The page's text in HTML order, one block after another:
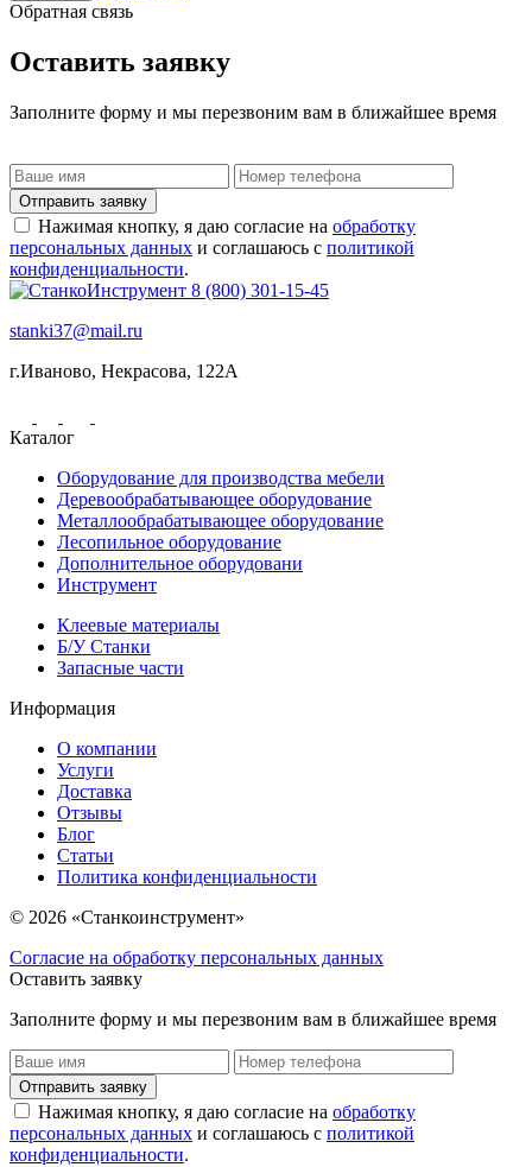
Обратная связь
Оставить заявку
Заполните форму и мы перезвоним вам в ближайшее время
Отправить заявку
Нажимая кнопку, я даю согласие на обработку
персональных данных и соглашаюсь с политикой
конфиденциальности.
8 (800) 301-15-45
stanki37@mail.ru
г.Иваново, Некрасова, 122А
Каталог
Оборудование для производства мебели
Деревообрабатывающее оборудование
Металлообрабатывающее оборудование
Лесопильное оборудование
Дополнительное оборудовани
Инструмент
Клеевые материалы
Б/У Станки
Запасные части
Информация
О компании
Услуги
Доставка
Отзывы
Блог
Статьи
Политика конфиденциальности
© 2026 «Станкоинструмент»
Согласие на обработку персональных данных
Оставить заявку
Заполните форму и мы перезвоним вам в ближайшее время
Отправить заявку
Нажимая кнопку, я даю согласие на обработку
персональных данных и соглашаюсь с политикой
конфиденциальности.